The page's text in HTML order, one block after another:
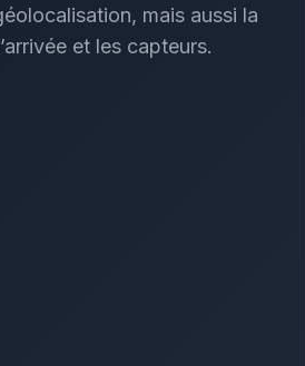
mais aussi la
et les capteurs.